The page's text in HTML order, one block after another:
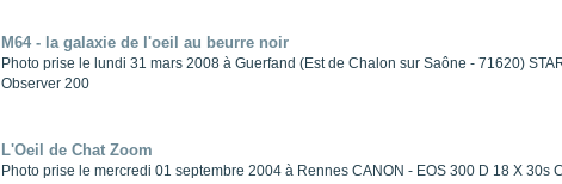
M64 - la galaxie de l'oeil au beurre noir
Photo prise le lundi 31 mars 2008 à Guerfand (Est de Chalon sur Saône - 71620)
Observer 200
L'Oeil de Chat Zoom
Photo prise le mercredi 01 septembre 2004 à Rennes CANON - EOS 300 D 18 X 30s